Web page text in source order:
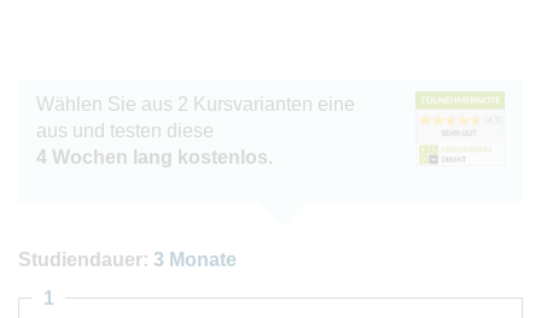
Wählen Sie aus 2 Kursvarianten eine
aus und testen diese
4 Wochen lang kostenlos.
Studiendauer: 3 Monate
1